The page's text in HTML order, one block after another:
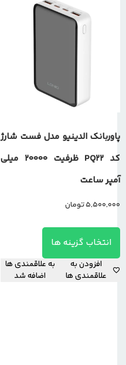
پاوربانک الدینیو مدل فست شارژ
کد PQ22 ظرفیت 20000 میلی
آمپر ساعت
5,500,000تومان
انتخاب گزینه ها
افزودن به
علاقمندی ها
به علاقمندی ها
اضافه شد